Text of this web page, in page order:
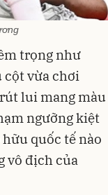
trọng như
cột vừa chơi
lui mang màu
ngưỡng kiệt
quốc tế nào
vô địch của